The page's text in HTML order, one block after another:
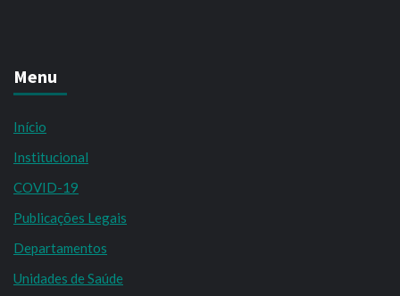
Menu
Início
Institucional
COVID-19
Publicações Legais
Departamentos
Unidades de Saúde